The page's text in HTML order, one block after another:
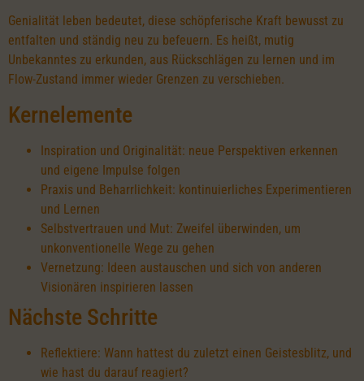
Genialität leben bedeutet, diese schöpferische Kraft bewusst zu
entfalten und ständig neu zu befeuern. Es heißt, mutig
Unbekanntes zu erkunden, aus Rückschlägen zu lernen und im
Flow-Zustand immer wieder Grenzen zu verschieben.
Kernelemente
Inspiration und Originalität: neue Perspektiven erkennen
und eigene Impulse folgen
Praxis und Beharrlichkeit: kontinuierliches Experimentieren
und Lernen
Selbstvertrauen und Mut: Zweifel überwinden, um
unkonventionelle Wege zu gehen
Vernetzung: Ideen austauschen und sich von anderen
Visionären inspirieren lassen
Nächste Schritte
Reflektiere: Wann hattest du zuletzt einen Geistesblitz, und
wie hast du darauf reagiert?